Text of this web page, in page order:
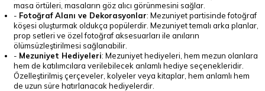
masa örtüleri, masaların göz alıcı görünmesini sağlar.
- Fotoğraf Alanı ve Dekorasyonlar: Mezuniyet partisinde fotoğraf
köşesi oluşturmak oldukça popülerdir. Mezuniyet temalı arka planlar,
prop setleri ve özel fotoğraf aksesuarları ile anıların
ölümsüzleştirilmesi sağlanabilir.
- Mezuniyet Hediyeleri: Mezuniyet hediyeleri, hem mezun olanlara
hem de katılımcılara verilebilecek anlamlı hediye seçenekleridir.
Özelleştirilmiş çerçeveler, kolyeler veya kitaplar, hem anlamlı hem
de uzun süre hatırlanacak hediyelerdir.